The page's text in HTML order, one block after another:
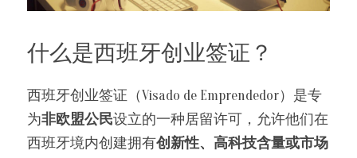
什么是西班牙创业签证？
西班牙创业签证（Visado de Emprendedor）是专
为非欧盟公民设立的一种居留许可，允许他们在
西班牙境内创建拥有创新性、高科技含量或市场